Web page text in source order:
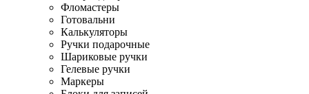
Фломастеры
Готовальни
Калькуляторы
Ручки подарочные
Шариковые ручки
Гелевые ручки
Маркеры